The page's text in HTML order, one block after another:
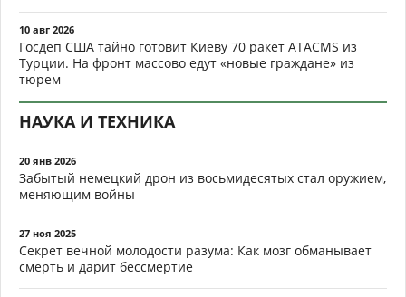
10 авг 2026
Госдеп США тайно готовит Киеву 70 ракет ATACMS из
Турции. На фронт массово едут «новые граждане» из
тюрем
НАУКА И ТЕХНИКА
20 янв 2026
Забытый немецкий дрон из восьмидесятых стал оружием,
меняющим войны
27 ноя 2025
Секрет вечной молодости разума: Как мозг обманывает
смерть и дарит бессмертие